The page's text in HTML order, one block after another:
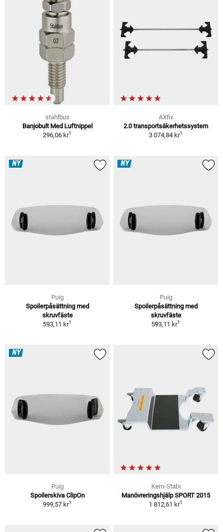
stahlbus
Banjobult Med Luftnippel
296,06 kr1
AXfix
2.0 transportsäkerhetssystem
3 074,84 kr1
NY
Puig
Spoilerpåsättning med
skruvfäste
593,11 kr1
NY
Puig
Spoilerpåsättning med
skruvfäste
593,11 kr1
NY
Puig
Spoilerskiva ClipOn
999,57 kr1
Kern-Stabi
Manövreringshjälp SPORT 2015
1 812,61 kr1